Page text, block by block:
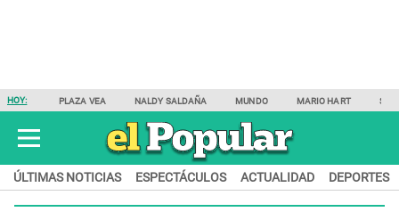
HOY: PLAZA VEA NALDY SALDAÑA MUNDO MARIO HART
ÚLTIMAS NOTICIAS ESPECTÁCULOS ACTUALIDAD DEPORTES